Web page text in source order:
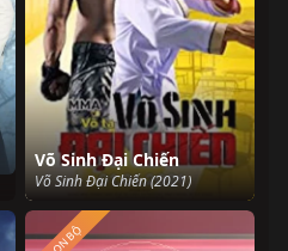
Võ Sinh Đại Chiến
Võ Sinh Đại Chiến (2021)